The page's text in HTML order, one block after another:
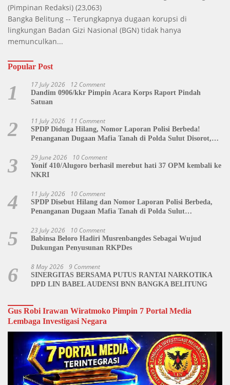
(Pimpinan Redaksi) (23,063)
Bangka Belitung -- Terungkapnya dugaan korupsi di
lingkungan Badan Gizi Nasional (BGN) tidak hanya
memunculkan...
Popular Post
1 17 July 2026 12 Comment
Dandim 0906/kkr Pimpin Acara Korps Raport Pindah
Satuan
2 11 July 2026 11 Comment
SPDP Diduga Hilang, Nomor Laporan Polisi Berbeda!
Penanganan Dugaan Mafia Tanah di Polda Sulut Disorot,
3 29 June 2026 10 Comment
Yonif 410/Alugoro berhasil merebut hati 37 OPM kembali ke
NKRI
4 11 July 2026 10 Comment
SPDP Disebut Hilang dan Nomor Laporan Polisi Berbeda,
Penanganan Dugaan Mafia Tanah di Polda Sulut
5 23 July 2026 10 Comment
Babinsa Beloro Hadiri Musrenbangdes Sebagai Wujud
Dukungan Penyusunan RKPDes
6 8 May 2026 9 Comment
SINERGITAS BERSAMA PUTUS RANTAI NARKOTIKA
DPD LIN BABEL AUDENSI BNN BANGKA BELITUNG
Gus Robi Irawan Wiratmoko Pimpin 7 Portal Media
Lembaga Investigasi Negara
Video
Player